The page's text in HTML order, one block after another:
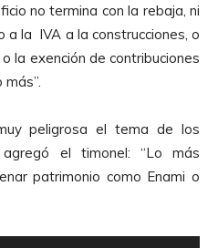
no termina con la rebaja, ni
a la IVA a la construcciones, o
la exención de contribuciones
peligrosa el tema de los
el timonel: “Lo más
patrimonio como Enami o